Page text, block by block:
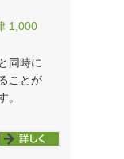
1,000
同時に
ことが
。